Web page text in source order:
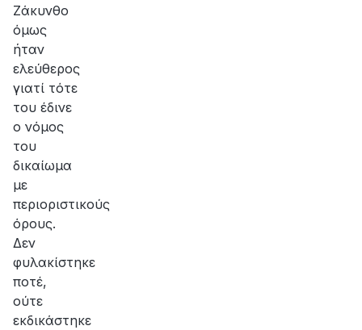
Ζάκυνθο
όμως
ήταν
ελεύθερος
γιατί τότε
του έδινε
ο νόμος
του
δικαίωμα
με
περιοριστικούς
όρους.
Δεν
φυλακίστηκε
ποτέ,
ούτε
εκδικάστηκε